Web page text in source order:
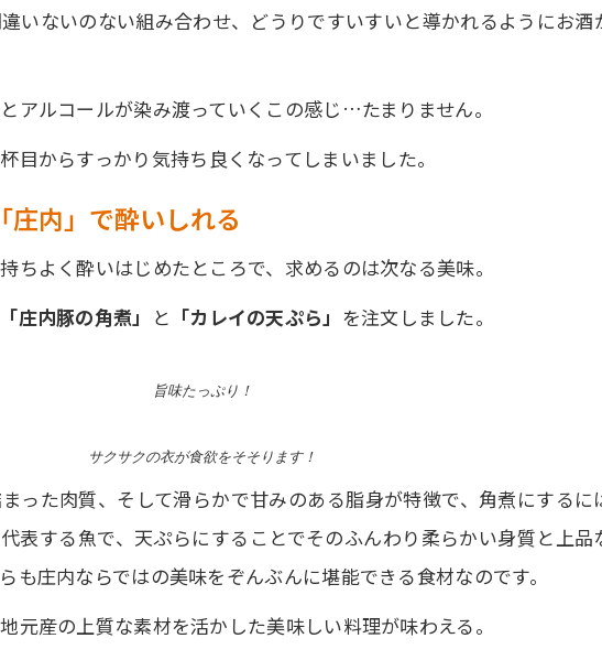
いないのない組み合わせ、どうりですいすいと導かれるようにお酒
アルコールが染み渡っていくこの感じ…たまりません。
目からすっかり気持ち良くなってしまいました。
内」で酔いしれる
ちよく酔いはじめたところで、求めるのは次なる美味。
「庄内豚の角煮」 と 「カレイの天ぷら」 を注文しました。
旨味たっぷり！
‍サクサクの衣が食欲をそそります！
った肉質、そして滑らかで甘みのある脂身が特徴で、角煮にするに
表する魚で、天ぷらにすることでそのふんわり柔らかい身質と上品
も庄内ならではの美味をぞんぶんに堪能できる食材なのです。
元産の上質な素材を活かした美味しい料理が味わえる。